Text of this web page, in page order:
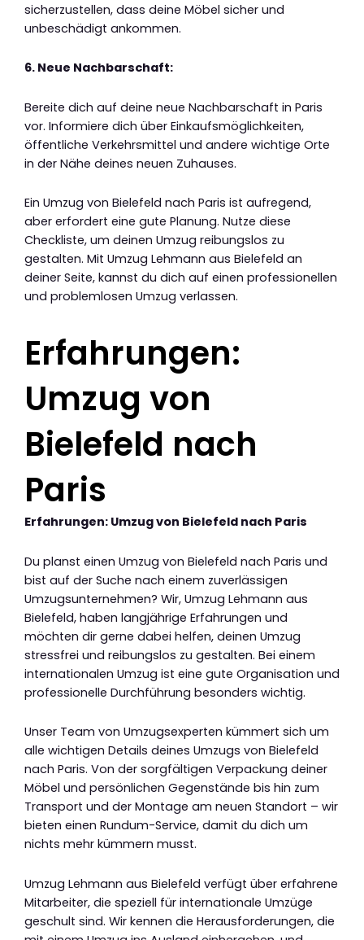
sicherzustellen, dass deine Möbel sicher und
unbeschädigt ankommen.
6. Neue Nachbarschaft:
Bereite dich auf deine neue Nachbarschaft in Paris
vor. Informiere dich über Einkaufsmöglichkeiten,
öffentliche Verkehrsmittel und andere wichtige Orte
in der Nähe deines neuen Zuhauses.
Ein Umzug von Bielefeld nach Paris ist aufregend,
aber erfordert eine gute Planung. Nutze diese
Checkliste, um deinen Umzug reibungslos zu
gestalten. Mit Umzug Lehmann aus Bielefeld an
deiner Seite, kannst du dich auf einen professionellen
und problemlosen Umzug verlassen.
Erfahrungen:
Umzug von
Bielefeld nach
Paris
Erfahrungen: Umzug von Bielefeld nach Paris
Du planst einen Umzug von Bielefeld nach Paris und
bist auf der Suche nach einem zuverlässigen
Umzugsunternehmen? Wir, Umzug Lehmann aus
Bielefeld, haben langjährige Erfahrungen und
möchten dir gerne dabei helfen, deinen Umzug
stressfrei und reibungslos zu gestalten. Bei einem
internationalen Umzug ist eine gute Organisation und
professionelle Durchführung besonders wichtig.
Unser Team von Umzugsexperten kümmert sich um
alle wichtigen Details deines Umzugs von Bielefeld
nach Paris. Von der sorgfältigen Verpackung deiner
Möbel und persönlichen Gegenstände bis hin zum
Transport und der Montage am neuen Standort – wir
bieten einen Rundum-Service, damit du dich um
nichts mehr kümmern musst.
Umzug Lehmann aus Bielefeld verfügt über erfahrene
Mitarbeiter, die speziell für internationale Umzüge
geschult sind. Wir kennen die Herausforderungen, die